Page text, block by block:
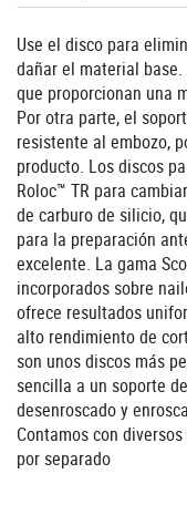
Use el disco para
dañar el material
que proporcionan una
Por otra parte, el
resistente al embozo,
producto. Los discos
Roloc™ TR para
de carburo de silicio,
para la preparación
excelente. La gama
incorporados sobre
ofrece resultados
alto rendimiento de
son unos discos más
sencilla a un soporte
desenroscado y
Contamos con
por separado